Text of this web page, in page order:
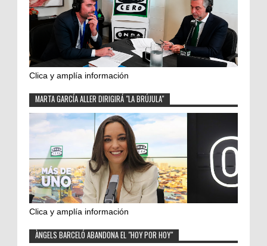
Clica y amplía información
MARTA GARCÍA ALLER DIRIGIRÁ "LA BRÚJULA"
Clica y amplía información
ÀNGELS BARCELÓ ABANDONA EL "HOY POR HOY"